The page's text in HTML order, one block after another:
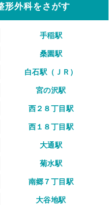
形外科をさがす
手稲駅
桑園駅
白石駅（ＪＲ）
宮の沢駅
西２８丁目駅
西１８丁目駅
大通駅
菊水駅
南郷７丁目駅
大谷地駅